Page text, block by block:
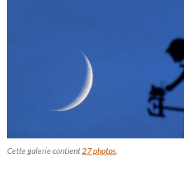
Cette galerie contient27 photos.